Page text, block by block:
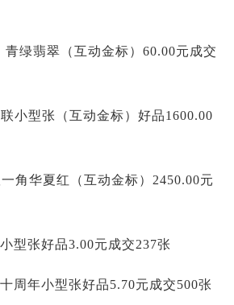
青绿翡翠（互动金标）60.00元成交
小型张（互动金标）好品1600.00
角华夏红（互动金标）2450.00元
型张好品3.00元成交237张
周年小型张好品5.70元成交500张